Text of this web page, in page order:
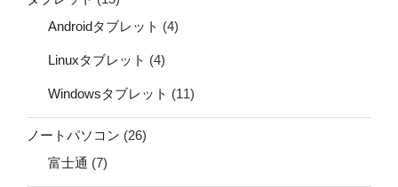
Androidタブレット (4)
Linuxタブレット (4)
Windowsタブレット (11)
ノートパソコン (26)
富士通 (7)